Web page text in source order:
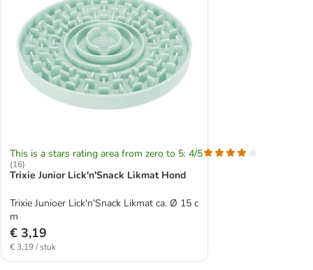
This is a stars rating area from zero to 5: 4/5
(16)
Trixie Junior Lick'n'Snack Likmat Hond
Trixie Junioer Lick'n'Snack Likmat ca. Ø 15 c
m
€ 3,19
€ 3,19 / stuk